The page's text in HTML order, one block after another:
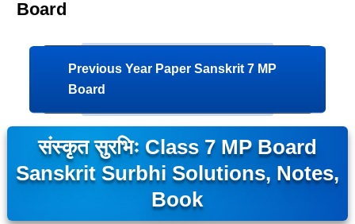
Board
Previous Year Paper Sanskrit 7 MP
Board
संस्कृत सुरभिः Class 7 MP Board
Sanskrit Surbhi Solutions, Notes,
Book